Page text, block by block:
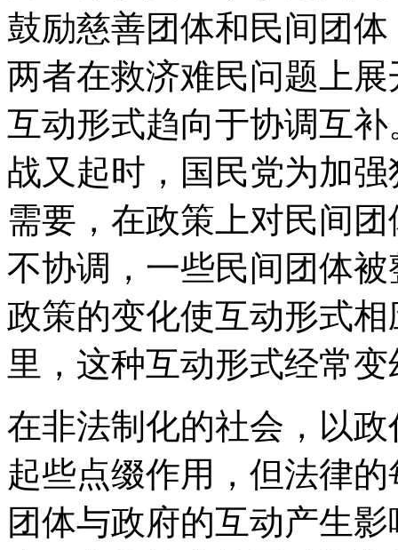
鼓励慈善团体和民间团
两者在救济难民问题上
互动形式趋向于协调互
战又起时，国民党为加
需要，在政策上对民间
不协调，一些民间团体
政策的变化使互动形式
里，这种互动形式经常
在非法制化的社会，以
起些点缀作用，但法律
团体与政府的互动产生